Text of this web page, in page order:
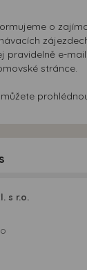
o
pravidelně e-
stránce.
s r.o.
identifikace
zobrazování
zájmům.